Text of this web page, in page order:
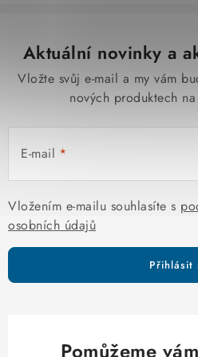
Aktuální novinky a
Vložte svůj e-mail a my vám
nových produktech
E-mail
Vložením e-mailu souhlasíte s
osobních údajů
Přihlásit
Pomůžeme